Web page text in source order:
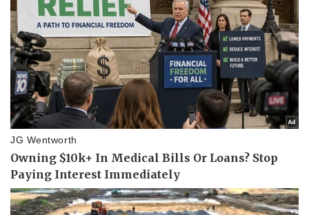
Doanh nghiệp
Thông tin doanh nghiệp
Doanh nghiệp 24h
Công nghệ
Sành điệu
Tin Công nghệ